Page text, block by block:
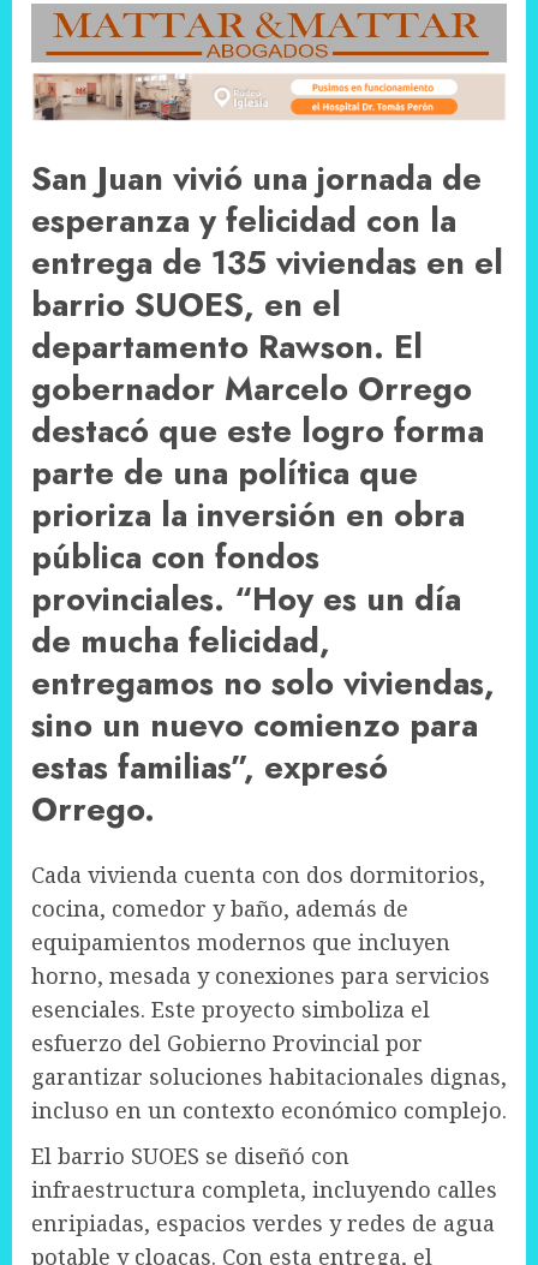
San Juan vivió una jornada de
esperanza y felicidad con la
entrega de 135 viviendas en el
barrio SUOES, en el
departamento Rawson. El
gobernador Marcelo Orrego
destacó que este logro forma
parte de una política que
prioriza la inversión en obra
pública con fondos
provinciales. “Hoy es un día
de mucha felicidad,
entregamos no solo viviendas,
sino un nuevo comienzo para
estas familias”, expresó
Orrego.
Cada vivienda cuenta con dos dormitorios,
cocina, comedor y baño, además de
equipamientos modernos que incluyen
horno, mesada y conexiones para servicios
esenciales. Este proyecto simboliza el
esfuerzo del Gobierno Provincial por
garantizar soluciones habitacionales dignas,
incluso en un contexto económico complejo.
El barrio SUOES se diseñó con
infraestructura completa, incluyendo calles
enripiadas, espacios verdes y redes de agua
potable y cloacas. Con esta entrega, el